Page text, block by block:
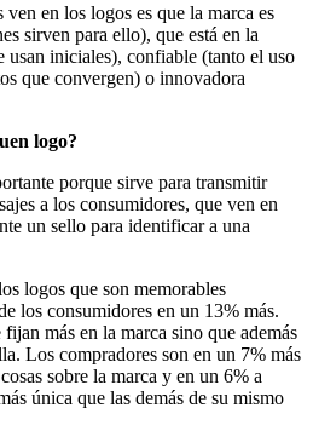
en los logos es que la marca es
sirven para ello), que está en la
usan iniciales), confiable (tanto el uso
que convergen) o innovadora
logo?
porque sirve para transmitir
a los consumidores, que ven en
un sello para identificar a una
logos que son memorables
los consumidores en un 13% más.
más en la marca sino que además
Los compradores son en un 7% más
sobre la marca y en un 6% a
única que las demás de su mismo